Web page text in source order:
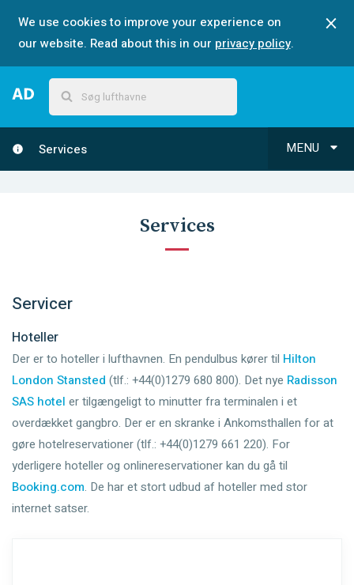
We use cookies to improve your experience on
our website. Read about this in our privacy policy.
MENU
Services
Services
Servicer
Hoteller
Der er to hoteller i lufthavnen. En pendulbus kører til Hilton
London Stansted (tlf.: +44(0)1279 680 800). Det nye Radisson
SAS hotel er tilgængeligt to minutter fra terminalen i et
overdækket gangbro. Der er en skranke i Ankomsthallen for at
gøre hotelreservationer (tlf.: +44(0)1279 661 220). For
yderligere hoteller og onlinereservationer kan du gå til
Booking.com. De har et stort udbud af hoteller med stor
internet satser.